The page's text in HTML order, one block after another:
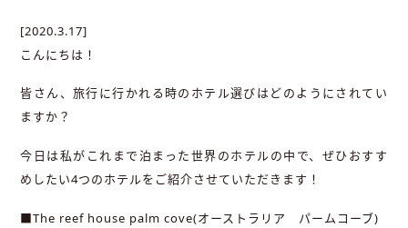
[2020.3.17]
こんにちは！
皆さん、旅行に行かれる時のホテル選びはどのようにされてい
ますか？
今日は私がこれまで泊まった世界のホテルの中で、ぜひおすす
めしたい4つのホテルをご紹介させていただきます！
■The reef house palm cove(オーストラリア パームコーブ)